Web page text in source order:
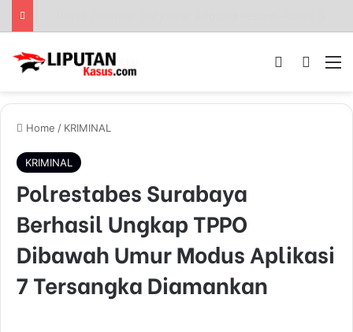
Log In
Home / KRIMINAL
KRIMINAL
Polrestabes Surabaya
Berhasil Ungkap TPPO
Dibawah Umur Modus Aplikasi
7 Tersangka Diamankan